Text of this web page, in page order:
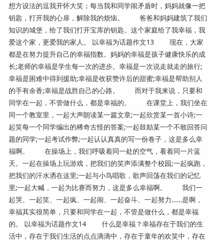
想方设法的逗我开怀大笑；每当我和同学闹矛盾时，妈妈就像一把
钥匙，打开我的心扉，解除我的烦恼。 爸爸和妈妈建筑了我们
知识的城堡，给了我们打开宝库的钥匙。这个家庭给了我幸福，我
爱这个家，更爱我的家人。 以幸福为话题作文13 现在，大家
都是在努力提升自己的幸福指数。妈妈的幸福是孩子健康快乐的成
长;老师的幸福是学生每一次的进步。幸福是一次说走就走的旅行;
幸福是困难中得到援助;幸福是收获赞许后的甜蜜;幸福是帮助别人
的手有余香;幸福是战胜自己的心路。 而对于我来说，只要和
同学在一起，不管做什么，都是幸福的。 在课堂上，我们坐在
同一个教室里，一起大声朗读某一篇文章;一起欣赏某一首小诗;一
起笑每一个同学编出的稀奇古怪的答案;一起鼓励某一个不敢回答问
题的同学;一起考试作弊;一起认认真真的写一份卷子，这是多么幸
福啊。 在操场上，我们呼吸着同一处的空气，看着同一片蓝
天。一起在操场上玩游戏，把我们的笑声添满整个校园;一起疯跑，
把我们的汗水洒在这里;一起与小鸟唱歌，歌声回荡在我们的记忆
里;一起大喊，一起为比赛而努力，这是多么幸福啊。 我们一
起哭、一起笑、一起疯、一起闹、一起奋斗、一起努力……是啊，
幸福其实很简单，只要和同学在一起，不管是做什么，都是幸福
的。 以幸福为话题作文14 什么是幸福？幸福存在于我们的生
活中，存在于我们生活的点点滴滴中，存在于童年的欢笑中，存在